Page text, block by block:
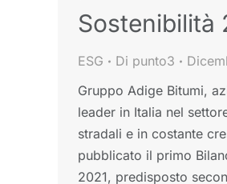
Sostenibilità
ESG Di punto3
Gruppo Adige Bitumi,
leader in Italia nel
stradali e in costante
pubblicato il primo
2021, predisposto